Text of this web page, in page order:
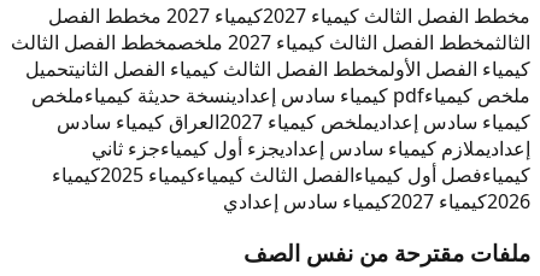
مخطط الفصل الثالث كيمياء 2027
كيمياء 2027 مخطط الفصل
الثالثمخطط الفصل الثالث كيمياء 2027 ملخص
مخطط الفصل الثالث
كيمياء الفصل الأولمخطط الفصل الثالث كيمياء الفصل الثانيتحميل
ملخص كيمياءpdf كيمياء سادس إعدادي نسخة حديثة كيمياءملخص
كيمياء سادس إعداديملخص كيمياء 2027
العراق كيمياء سادس
إعداديملازم كيمياء سادس إعداديجزء أول كيمياءجزء ثاني
كيمياءفصل أول كيمياءالفصل الثالث كيمياءكيمياء 2025
كيمياء
2026كيمياء 2027 كيمياء سادس إعدادي
ملفات مقترحة من نفس الصف